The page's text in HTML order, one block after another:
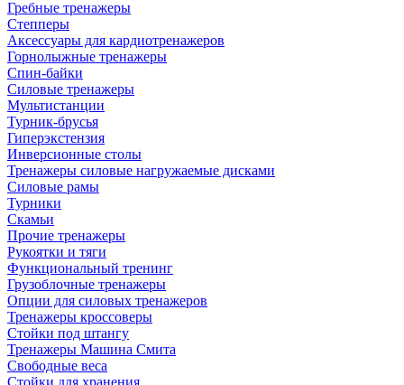
Гребные тренажеры
Степперы
Аксессуары для кардиотренажеров
Горнолыжные тренажеры
Спин-байки
Силовые тренажеры
Мультистанции
Турник-брусья
Гиперэкстензия
Инверсионные столы
Тренажеры силовые нагружаемые дисками
Силовые рамы
Турники
Скамьи
Прочие тренажеры
Рукоятки и тяги
Функциональный тренинг
Грузоблочные тренажеры
Опции для силовых тренажеров
Тренажеры кроссоверы
Стойки под штангу
Тренажеры Машина Смита
Свободные веса
Стойки для хранения